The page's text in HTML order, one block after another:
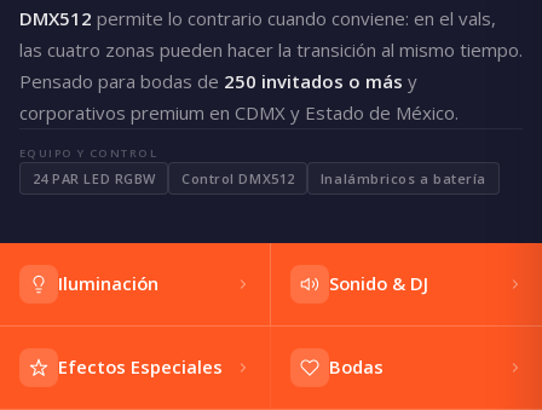
DMX512 permite lo contrario cuando conviene: en el vals,
las cuatro zonas pueden hacer la transición al mismo tiempo.
Pensado para bodas de 250 invitados o más y
corporativos premium en CDMX y Estado de México.
EQUIPO Y CONTROL
24 PAR LED RGBW Control DMX512 Inalámbricos a batería
Iluminación Sonido & DJ
Efectos Especiales Bodas